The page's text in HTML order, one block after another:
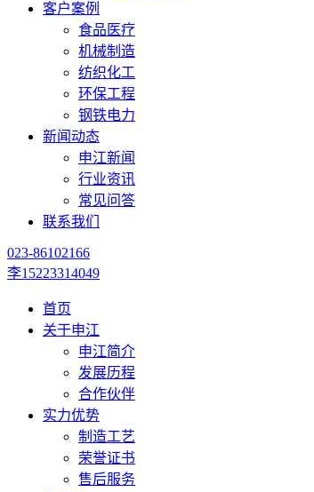
客户案例
食品医疗
机械制造
纺织化工
环保工程
钢铁电力
新闻动态
申江新闻
行业资讯
常见问答
联系我们
023-86102166
李15223314049
首页
关于申江
申江简介
发展历程
合作伙伴
实力优势
制造工艺
荣誉证书
售后服务